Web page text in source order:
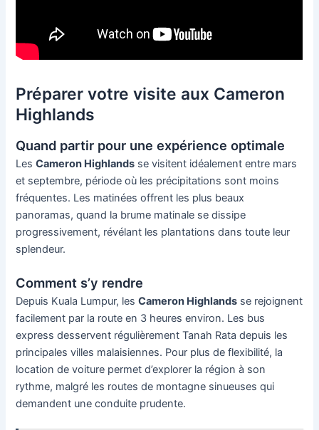
Préparer votre visite aux Cameron
Highlands
Quand partir pour une expérience optimale
LesCameron Highlands se visitent idéalement entre mars
et septembre, période où les précipitations sont moins
fréquentes. Les matinées offrent les plus beaux
panoramas, quand la brume matinale se dissipe
progressivement, révélant les plantations dans toute leur
splendeur.
Comment s’y rendre
Depuis Kuala Lumpur, lesCameron Highlands se rejoignent
facilement par la route en 3 heures environ. Les bus
express desservent régulièrement Tanah Rata depuis les
principales villes malaisiennes. Pour plus de flexibilité, la
location de voiture permet d’explorer la région à son
rythme, malgré les routes de montagne sinueuses qui
demandent une conduite prudente.